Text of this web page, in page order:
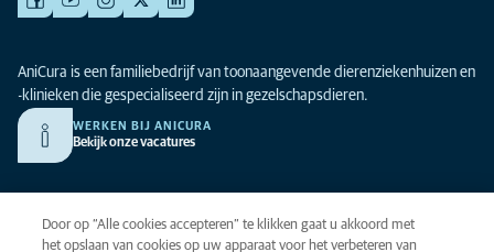
AniCura is een familiebedrijf van toonaangevende dierenziekenhuizen en
-klinieken die gespecialiseerd zijn in gezelschapsdieren.
WERKEN BIJ ANICURA
Bekijk onze vacatures
Privacy
Algemene voorwaarden
Door op “Alle cookies accepteren” te klikken gaat u akkoord met
het opslaan van cookies op uw apparaat voor het verbeteren van